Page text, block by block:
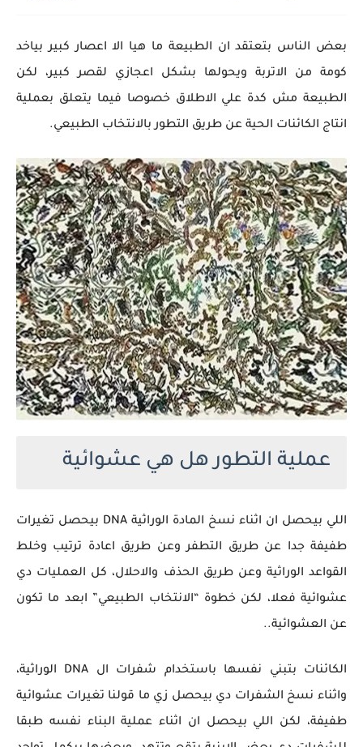
بعض الناس بتعتقد ان الطبيعة ما هيا الا اعصار كبير بياخد
كومة من الاتربة ويحولها بشكل اعجازي لقصر كبير، لكن
الطبيعة مش كدة علي الاطلاق خصوصا فيما يتعلق بعملية
انتاج الكائنات الحية عن طريق التطور بالانتخاب الطبيعي.
عملية التطور هل هي عشوائية
اللي بيحصل ان اثناء نسخ المادة الوراثية DNA بيحصل تغيرات
طفيفة جدا عن طريق التطفر وعن طريق اعادة ترتيب وخلط
القواعد الوراثية وعن طريق الحذف والاحلال، كل العمليات دي
عشوائية فعلا، لكن خطوة “الانتخاب الطبيعي” ابعد ما تكون
عن العشوائية..
الكائنات بتبني نفسها باستخدام شفرات ال DNA الوراثية،
واثناء نسخ الشفرات دي بيحصل زي ما قولنا تغيرات عشوائية
طفيفة، لكن اللي بيحصل ان اثناء عملية البناء نفسه طبقا